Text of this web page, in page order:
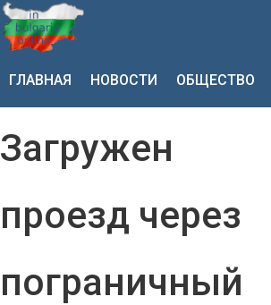
ГЛАВНАЯ НОВОСТИ ОБЩЕСТВО
Загружен
проезд через
пограничный